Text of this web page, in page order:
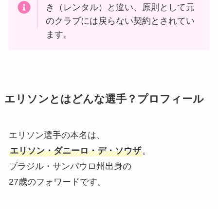
き（レンタル）と違い、原則として元
のクラブには戻らない契約とされてい
ます。
エリソンとはどんな選手？プロフィール
エリソン選手の本名は、
エリソン・ダニーロ・デ・ソウザ。
ブラジル・サンパウロ州出身の
27歳のフォワードです。